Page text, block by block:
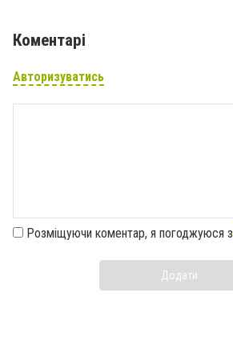
Коментарі
Авторизуватись
Розміщуючи коментар, я погоджуюся з
Додати